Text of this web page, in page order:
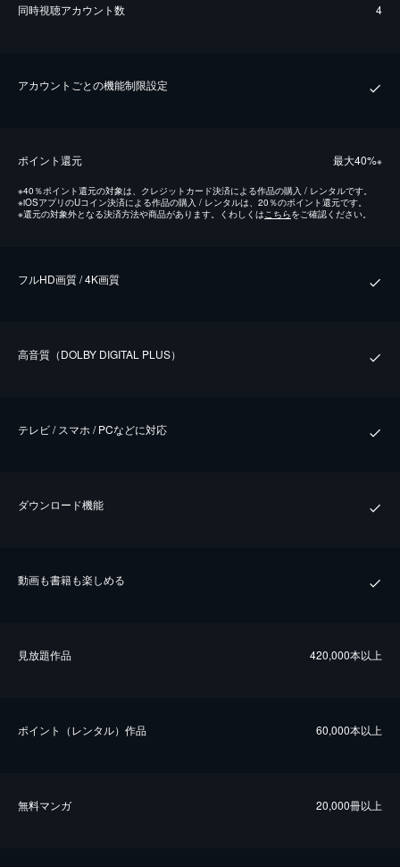
同時視聴アカウント数 4
アカウントごとの機能制限設定
ポイント還元 最⼤40%※
※40％ポイント還元の対象は、クレジットカード決済による作品の購入 / レンタルです。
※iOSアプリのUコイン決済による作品の購入 / レンタルは、20％のポイント還元です。
※還元の対象外となる決済方法や商品があります。くわしくは こちらをご確認ください。
フルHD画質 / 4K画質
⾼⾳質（DOLBY DIGITAL PLUS）
テレビ / スマホ / PCなどに対応
ダウンロード機能
動画も書籍も楽しめる
⾒放題作品 420,000本以上
ポイント（レンタル）作品 60,000本以上
無料マンガ 20,000冊以上